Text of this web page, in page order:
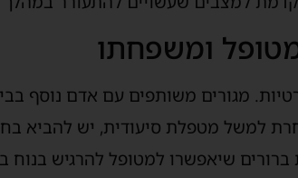
ומשפחתו
מגורים משותפים עם אדם נוסף
למשל מטפלת סיעודית, יש להביא
שיאפשרו למטופל להרגיש בנוח